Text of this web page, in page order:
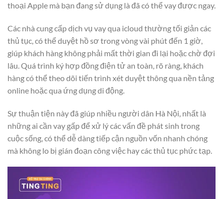
thoại Apple mà bạn đang sử dụng là đã có thể vay được ngay.
Các nhà cung cấp dịch vụ vay qua icloud thường tối giản các
thủ tục, có thể duyệt hồ sơ trong vòng vài phút đến 1 giờ,
giúp khách hàng không phải mất thời gian đi lại hoặc chờ đợi
lâu. Quá trình ký hợp đồng điện tử an toàn, rõ ràng, khách
hàng có thể theo dõi tiến trình xét duyệt thông qua nền tảng
online hoặc qua ứng dụng di động.
Sự thuận tiện này đã giúp nhiều người dân Hà Nội, nhất là
những ai cần vay gấp để xử lý các vấn đề phát sinh trong
cuộc sống, có thể dễ dàng tiếp cận nguồn vốn nhanh chóng
mà không lo bị gián đoạn công việc hay các thủ tục phức tạp.